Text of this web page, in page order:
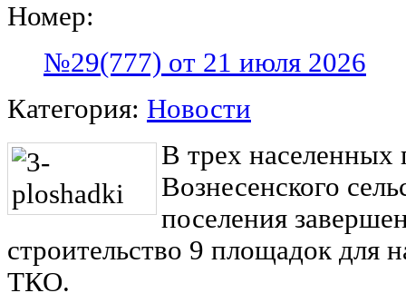
Номер:
№29(777) от 21 июля 2026
Категория: Новости
В трех населенных
Вознесенского
поселения
строительство 9 площадок для
ТКО.